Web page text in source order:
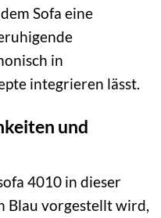
Sofa eine
in
integrieren lässt.
und
4010 in dieser
Blau vorgestellt wird,